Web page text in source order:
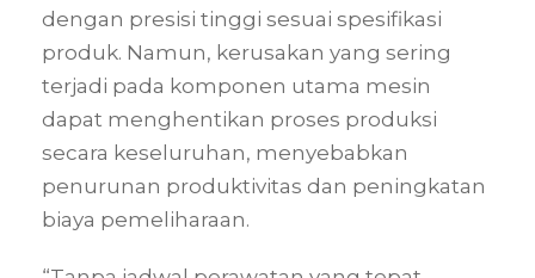
dengan presisi tinggi sesuai spesifikasi
produk. Namun, kerusakan yang sering
terjadi pada komponen utama mesin
dapat menghentikan proses produksi
secara keseluruhan, menyebabkan
penurunan produktivitas dan peningkatan
biaya pemeliharaan.